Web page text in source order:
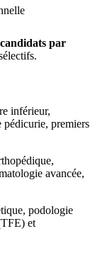
par
inférieur,
premiers
avancée,
podologie
et